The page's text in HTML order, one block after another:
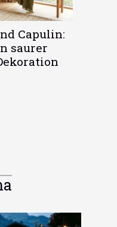
Capulin:
saurer